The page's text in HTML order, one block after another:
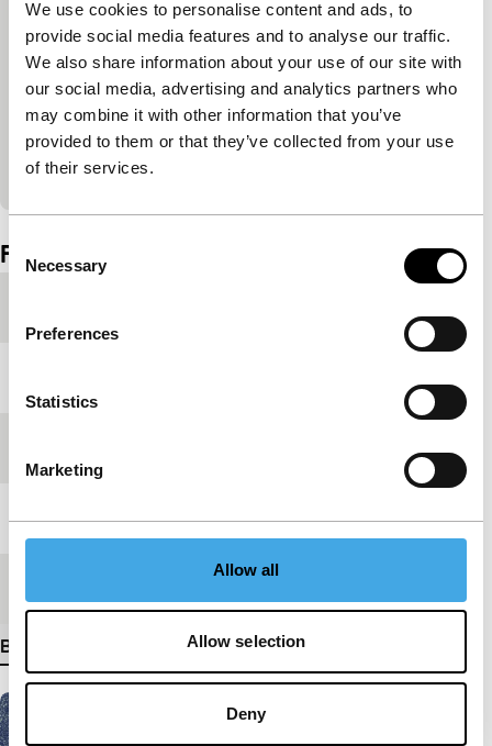
We use cookies to personalise content and ads, to
provide social media features and to analyse our traffic.
We also share information about your use of our site with
our social media, advertising and analytics partners who
may combine it with other information that you’ve
provided to them or that they’ve collected from your use
of their services.
Consent
Selection
Necessary
Preferences
Statistics
Marketing
Allow all
Allow selection
Deny
van de marketingcookies.
Cookie-instellingen wijzigen
Bekijk op YouTube
Ingesloten inhoud van YouTube overgeslagen.
Film details
Lengte 28'
Bekijk meer details